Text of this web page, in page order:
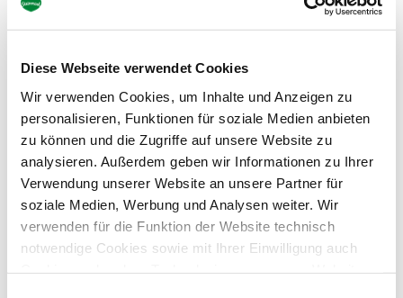
Diese Webseite verwendet Cookies
Wir verwenden Cookies, um Inhalte und Anzeigen zu
personalisieren, Funktionen für soziale Medien anbieten
zu können und die Zugriffe auf unsere Website zu
analysieren. Außerdem geben wir Informationen zu Ihrer
Verwendung unserer Website an unsere Partner für
soziale Medien, Werbung und Analysen weiter. Wir
verwenden für die Funktion der Website technisch
notwendige Cookies sowie mit Ihrer Einwilligung auch